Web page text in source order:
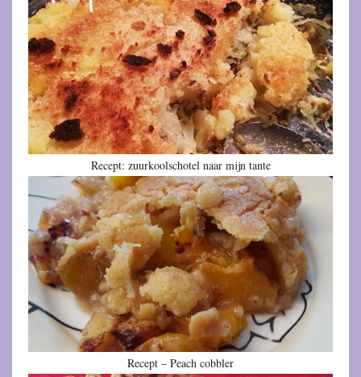
Recept: zuurkoolschotel naar mijn tante
Recept – Peach cobbler